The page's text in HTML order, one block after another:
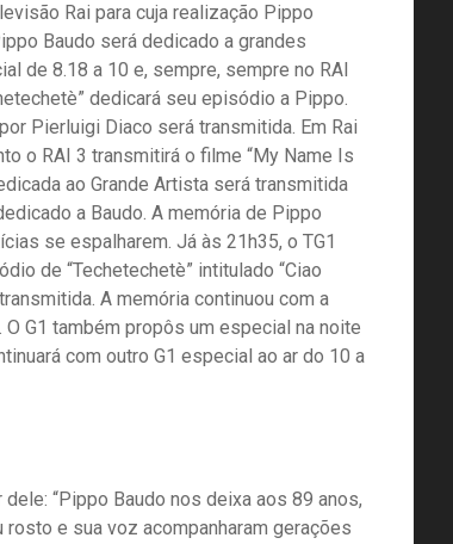
Rai para cuja realização Pippo
Baudo será dedicado a grandes
de 8.18 a 10 e, sempre, sempre no RAI
dedicará seu episódio a Pippo.
Pierluigi Diaco será transmitida. Em Rai
o RAI 3 transmitirá o filme “My Name Is
ao Grande Artista será transmitida
a Baudo. A memória de Pippo
se espalharem. Já às 21h35, o TG1
de “Techetechetè” intitulado “Ciao
A memória continuou com a
G1 também propôs um especial na noite
com outro G1 especial ao ar do 10 a
“Pippo Baudo nos deixa aos 89 anos,
e sua voz acompanharam gerações